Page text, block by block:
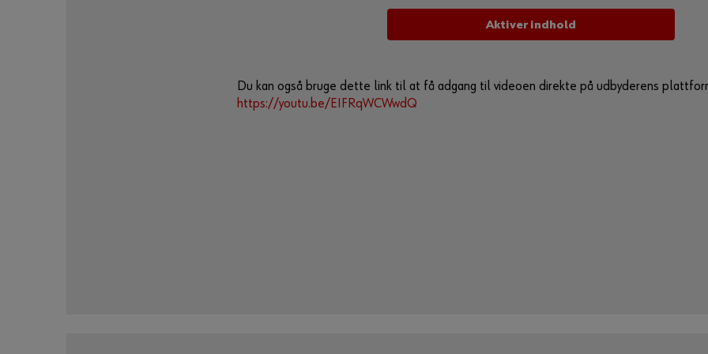
Aktiver indhold
Du kan også bruge dette link til at få adgang til videoen direkte på udbyderens
https://youtu.be/EIFRqWCWwdQ